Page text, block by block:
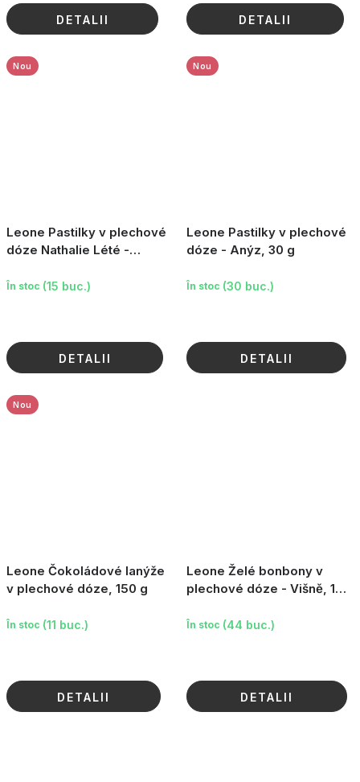
DETALII DETALII
Leone Pastilky v plechové
dóze Nathalie Lété -
Nou
În stoc (15 buc.)
DETALII
Leone Pastilky v plechové
dóze - Anýz, 30 g
Nou
În stoc (30 buc.)
DETALII
Leone Čokoládové lanýže
v plechové dóze, 150 g
Nou
În stoc (11 buc.)
DETALII
Leone Želé bonbony v
plechové dóze - Višně, 150
În stoc (44 buc.)
DETALII